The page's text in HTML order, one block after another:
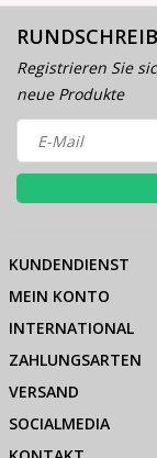
Registrieren Sie
neue Produkte
KUNDENDIENST
MEIN KONTO
INTERNATIONAL
ZAHLUNGSARTEN
VERSAND
SOCIALMEDIA